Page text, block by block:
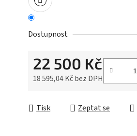
z
5
hvězdiček.
Dostupnost
22 500 Kč
18 595,04 Kč bez DPH
Tisk Zeptat se